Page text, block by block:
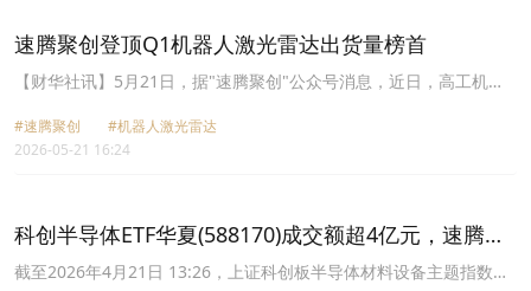
速腾聚创登顶Q1机器人激光雷达出货量榜首
【财华社讯】5月21日，据"速腾聚创"公众号消息，近日，高工机器
出货量排行榜》。2026年第一季度，RoboSense机器人领域激光雷
达销量达18.55万台，同比跨越式增长1458.8%。2025年全年，
#速腾聚创
#机器人激光雷达
2026-05-21 16:24
科创半导体ETF华夏(588170)成交额超4亿元，速腾聚
创2160线车规级SPAD-SoC芯片获头部车企定点
截至2026年4月21日 13:26，上证科创板半导体材料设备主题指数